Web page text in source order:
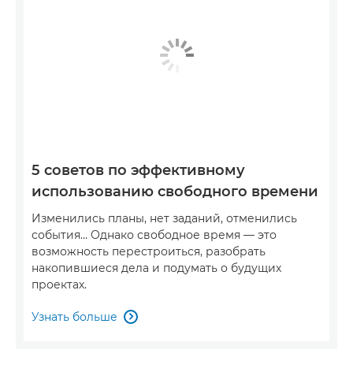
5 советов по эффективному
использованию свободного времени
Изменились планы, нет заданий, отменились
события… Однако свободное время — это
возможность перестроиться, разобрать
накопившиеся дела и подумать о будущих
проектах.
Узнать больше 